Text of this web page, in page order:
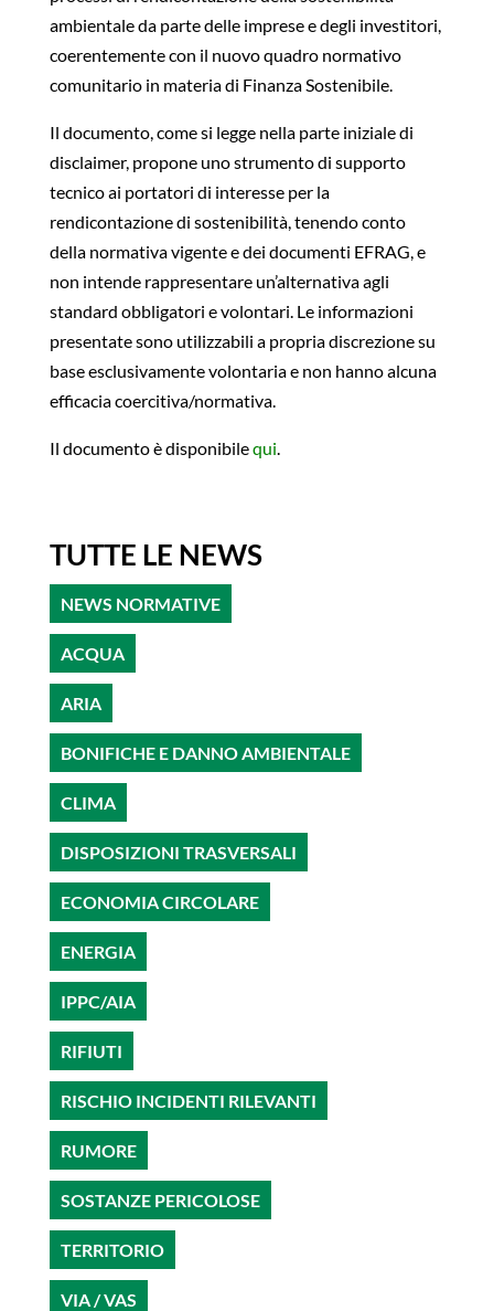
ambientale da parte delle imprese e degli investitori,
coerentemente con il nuovo quadro normativo
comunitario in materia di Finanza Sostenibile.
Il documento, come si legge nella parte iniziale di
disclaimer, propone uno strumento di supporto
tecnico ai portatori di interesse per la
rendicontazione di sostenibilità, tenendo conto
della normativa vigente e dei documenti EFRAG, e
non intende rappresentare un’alternativa agli
standard obbligatori e volontari. Le informazioni
presentate sono utilizzabili a propria discrezione su
base esclusivamente volontaria e non hanno alcuna
efficacia coercitiva/normativa.
Il documento è disponibilequi.
TUTTE LE NEWS
NEWS NORMATIVE
ACQUA
ARIA
BONIFICHE E DANNO AMBIENTALE
CLIMA
DISPOSIZIONI TRASVERSALI
ECONOMIA CIRCOLARE
ENERGIA
IPPC/AIA
RIFIUTI
RISCHIO INCIDENTI RILEVANTI
RUMORE
SOSTANZE PERICOLOSE
TERRITORIO
VIA / VAS